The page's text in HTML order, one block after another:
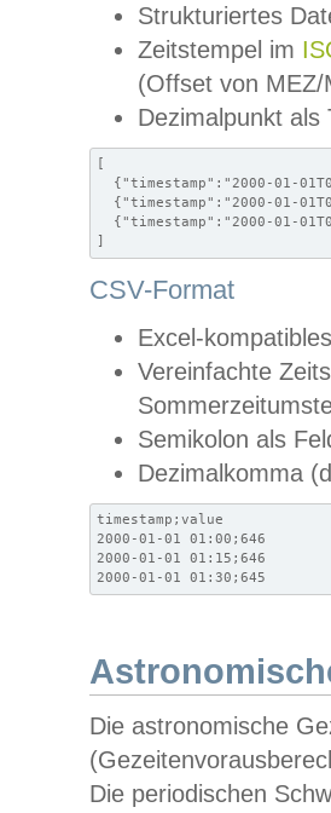
Strukturiertes
Zeitstempel im
(Offset von MEZ/
Dezimalpunkt als
[
{"timestamp":"2000-01-
{"timestamp":"2000-01-
{"timestamp":"2000-01-
]
CSV-Format
Excel-
Vereinfachte
Semikolon als
Dezimalkomma
timestamp;value
2000-01-01 01:00;646
2000-01-01 01:15;646
2000-01-01 01:30;645
Die astronomische
Die periodischen